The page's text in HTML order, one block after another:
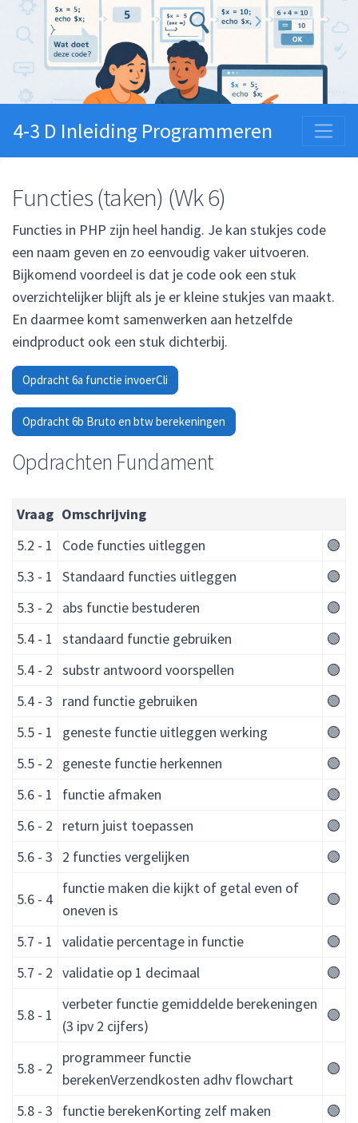
4-3 D Inleiding Programmeren
Functies (taken) (Wk 6)
Functies in PHP zijn heel handig. Je kan stukjes code
een naam geven en zo eenvoudig vaker uitvoeren.
Bijkomend voordeel is dat je code ook een stuk
overzichtelijker blijft als je er kleine stukjes van maakt.
En daarmee komt samenwerken aan hetzelfde
eindproduct ook een stuk dichterbij.
Opdracht 6a functie invoerCli
Opdracht 6b Bruto en btw berekeningen
Opdrachten Fundament
Vraag Omschrijving
5.2 - 1
Code functies uitleggen
🟢
5.3 - 1
Standaard functies uitleggen
🟢
5.3 - 2
abs functie bestuderen
🟢
5.4 - 1
standaard functie gebruiken
🟢
5.4 - 2 substr antwoord voorspellen
🟢
5.4 - 3
rand functie gebruiken
🟢
5.5 - 1
geneste functie uitleggen werking
🟢
5.5 - 2
geneste functie herkennen
🟢
5.6 - 1
functie afmaken
🟢
5.6 - 2
return juist toepassen
🟢
5.6 - 3
2 functies vergelijken 🟢
5.6 - 4
functie maken die kijkt of getal even of
oneven is
🟢
5.7 - 1 validatie percentage in functie
🟢
5.7 - 2 validatie op 1 decimaal 🟢
5.8 - 1
verbeter functie gemiddelde berekeningen
(3 ipv 2 cijfers)
🟢
5.8 - 2
programmeer functie
berekenVerzendkosten adhv flowchart
🟢
5.8 - 3 functie berekenKorting zelf maken
🟢